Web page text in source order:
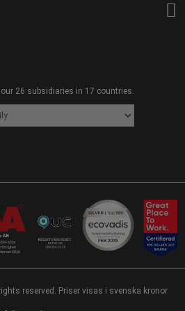
our 26 subsidiaries in 17 countries.
reserved. Priser visas i svenska kronor